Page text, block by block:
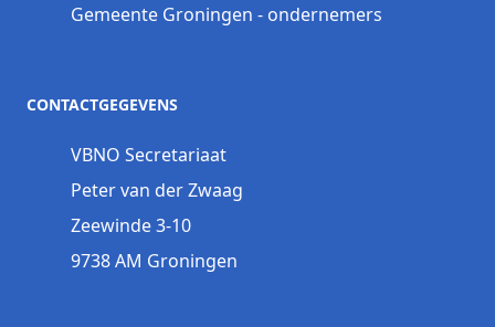
Gemeente Groningen - ondernemers
CONTACTGEGEVENS
VBNO Secretariaat
Peter van der Zwaag
Zeewinde 3-10
9738 AM Groningen